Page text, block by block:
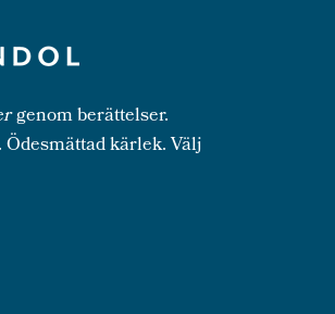
genom berättelser.
kärlek. Välj